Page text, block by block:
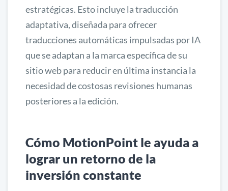
estratégicas. Esto incluye la traducción
adaptativa, diseñada para ofrecer
traducciones automáticas impulsadas por IA
que se adaptan a la marca específica de su
sitio web para reducir en última instancia la
necesidad de costosas revisiones humanas
posteriores a la edición.
Cómo MotionPoint le ayuda a
lograr un retorno de la
inversión constante